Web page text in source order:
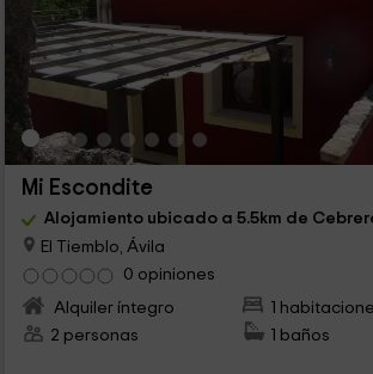
Mi Escondite
Alojamiento ubicado a 5.5km de
El Tiemblo, Ávila
0 opiniones
Alquiler íntegro
1
2 personas
1 baños